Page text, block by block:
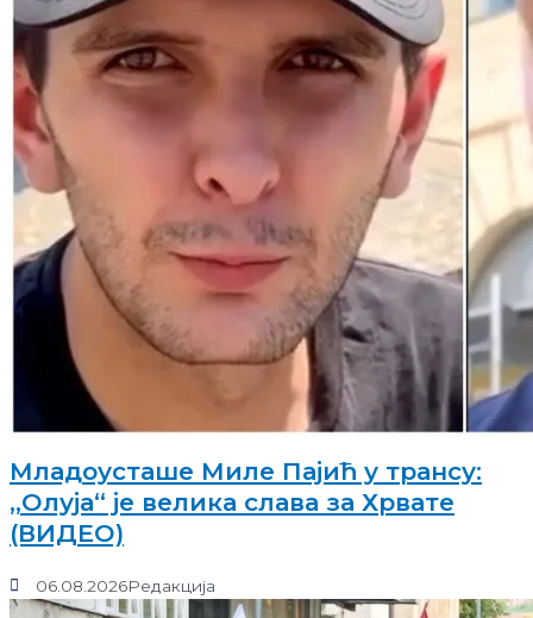
Младоусташе Миле Пајић у трансу:
„Олуја“ је велика слава за Хрвате
(ВИДЕО)
06.08.2026Редакција